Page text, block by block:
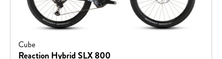
Cube
Reaction Hybrid SLX 800